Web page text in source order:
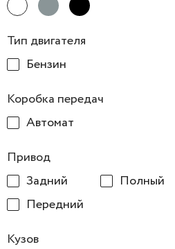
Тип двигателя
Бензин
Коробка передач
Автомат
Привод
Задний
Полный
Передний
Кузов